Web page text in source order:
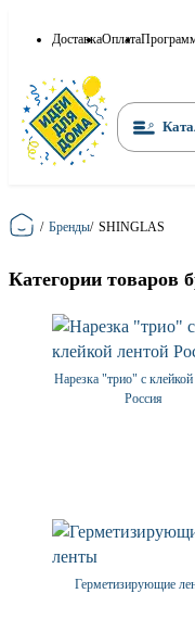
ДоставкаОплата
Главная
/ Бренды/ SHINGLAS
Категории товаров
Нарезка "трио" с клейкой
Россия
Герметизирующие